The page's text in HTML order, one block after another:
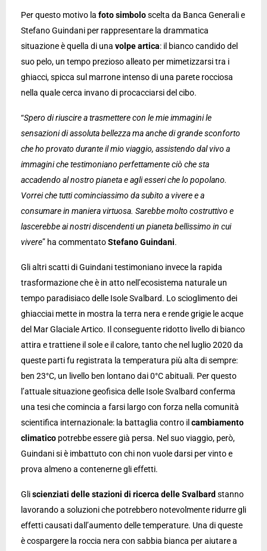
Per questo motivo la foto simboloscelta da Banca Generali e
Stefano Guindani per rappresentare la drammatica
situazione è quella di una volpe artica: il bianco candido del
suo pelo, un tempo prezioso alleato per mimetizzarsi tra i
ghiacci, spicca sul marrone intenso di una parete rocciosa
nella quale cerca invano di procacciarsi del cibo.
“Spero di riuscire a trasmettere con le mie immagini le
sensazioni di assoluta bellezza ma anche di grande sconforto
che ho provato durante il mio viaggio, assistendo dal vivo a
immagini che testimoniano perfettamente ciò che sta
accadendo al nostro pianeta e agli esseri che lo popolano.
Vorrei che tutti cominciassimo da subito a vivere e a
consumare in maniera virtuosa. Sarebbe molto costruttivo e
lascerebbe ai nostri discendenti un pianeta bellissimo in cui
vivere” ha commentatoStefano Guindani.
Gli altri scatti di Guindani testimoniano invece la rapida
trasformazione che è in atto nell’ecosistema naturale un
tempo paradisiaco delle Isole Svalbard. Lo scioglimento dei
ghiacciai mette in mostra la terra nera e rende grigie le acque
del Mar Glaciale Artico. Il conseguente ridotto livello di bianco
attira e trattiene il sole e il calore, tanto che nel luglio 2020 da
queste parti fu registrata la temperatura più alta di sempre:
ben 23°C, un livello ben lontano dai 0°C abituali. Per questo
l’attuale situazione geofisica delle Isole Svalbard conferma
una tesi che comincia a farsi largo con forza nella comunità
scientifica internazionale: la battaglia contro il cambiamento
climatico potrebbe essere già persa. Nel suo viaggio, però,
Guindani si è imbattuto con chi non vuole darsi per vinto e
prova almeno a contenerne gli effetti.
Gliscienziati delle stazioni di ricerca delle Svalbard stanno
lavorando a soluzioni che potrebbero notevolmente ridurre gli
effetti causati dall’aumento delle temperature. Una di queste
è cospargere la roccia nera con sabbia bianca per aiutare a